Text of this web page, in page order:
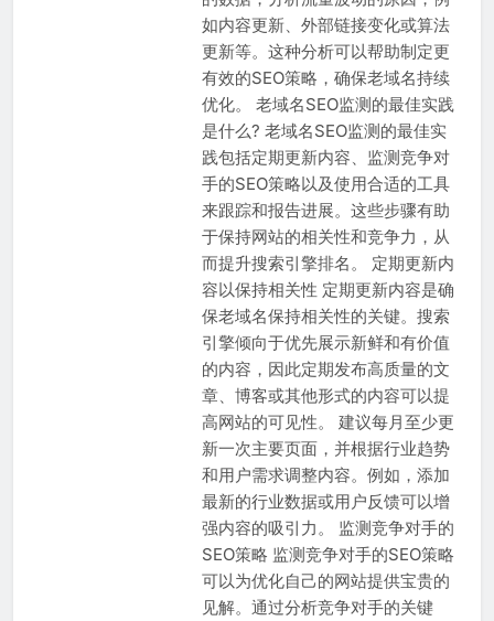
如内容更新、外部链接变化或算法
更新等。这种分析可以帮助制定更
有效的SEO策略，确保老域名持续
优化。 老域名SEO监测的最佳实践
是什么? 老域名SEO监测的最佳实
践包括定期更新内容、监测竞争对
手的SEO策略以及使用合适的工具
来跟踪和报告进展。这些步骤有助
于保持网站的相关性和竞争力，从
而提升搜索引擎排名。 定期更新内
容以保持相关性 定期更新内容是确
保老域名保持相关性的关键。搜索
引擎倾向于优先展示新鲜和有价值
的内容，因此定期发布高质量的文
章、博客或其他形式的内容可以提
高网站的可见性。 建议每月至少更
新一次主要页面，并根据行业趋势
和用户需求调整内容。例如，添加
最新的行业数据或用户反馈可以增
强内容的吸引力。 监测竞争对手的
SEO策略 监测竞争对手的SEO策略
可以为优化自己的网站提供宝贵的
见解。通过分析竞争对手的关键